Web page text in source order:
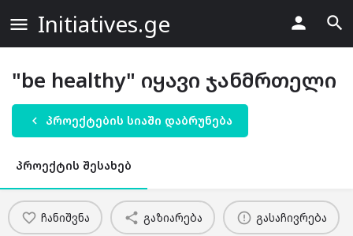
Initiatives.ge
"be healthy" იყავი ჯანმრთელი
პროექტების სიაში დაბრუნება
პროექტის შესახებ
ჩანიშვნა გაზიარება გასაჩივრება